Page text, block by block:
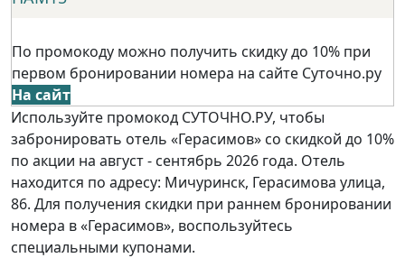
По промокоду можно получить скидку до 10% при
первом бронировании номера на сайте Суточно.ру
На сайт
Используйте промокод СУТОЧНО.РУ, чтобы
забронировать отель «Герасимов» со скидкой до 10%
по акции на август - сентябрь 2026 года. Отель
находится по адресу: Мичуринск, Герасимова улица,
86. Для получения скидки при раннем бронировании
номера в «Герасимов», воспользуйтесь
специальными купонами.